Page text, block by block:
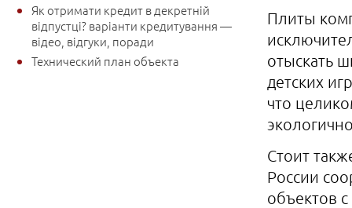
Як отримати кредит в декретній
відпустці? варіанти кредитування —
відео, відгуки, поради
Технический план объекта
Плиты
отыскать
детских
что
Стоит
России
объектов